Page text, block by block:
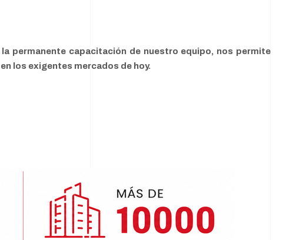
permanente capacitación de nuestro equipo, nos permite
los exigentes mercados de hoy.